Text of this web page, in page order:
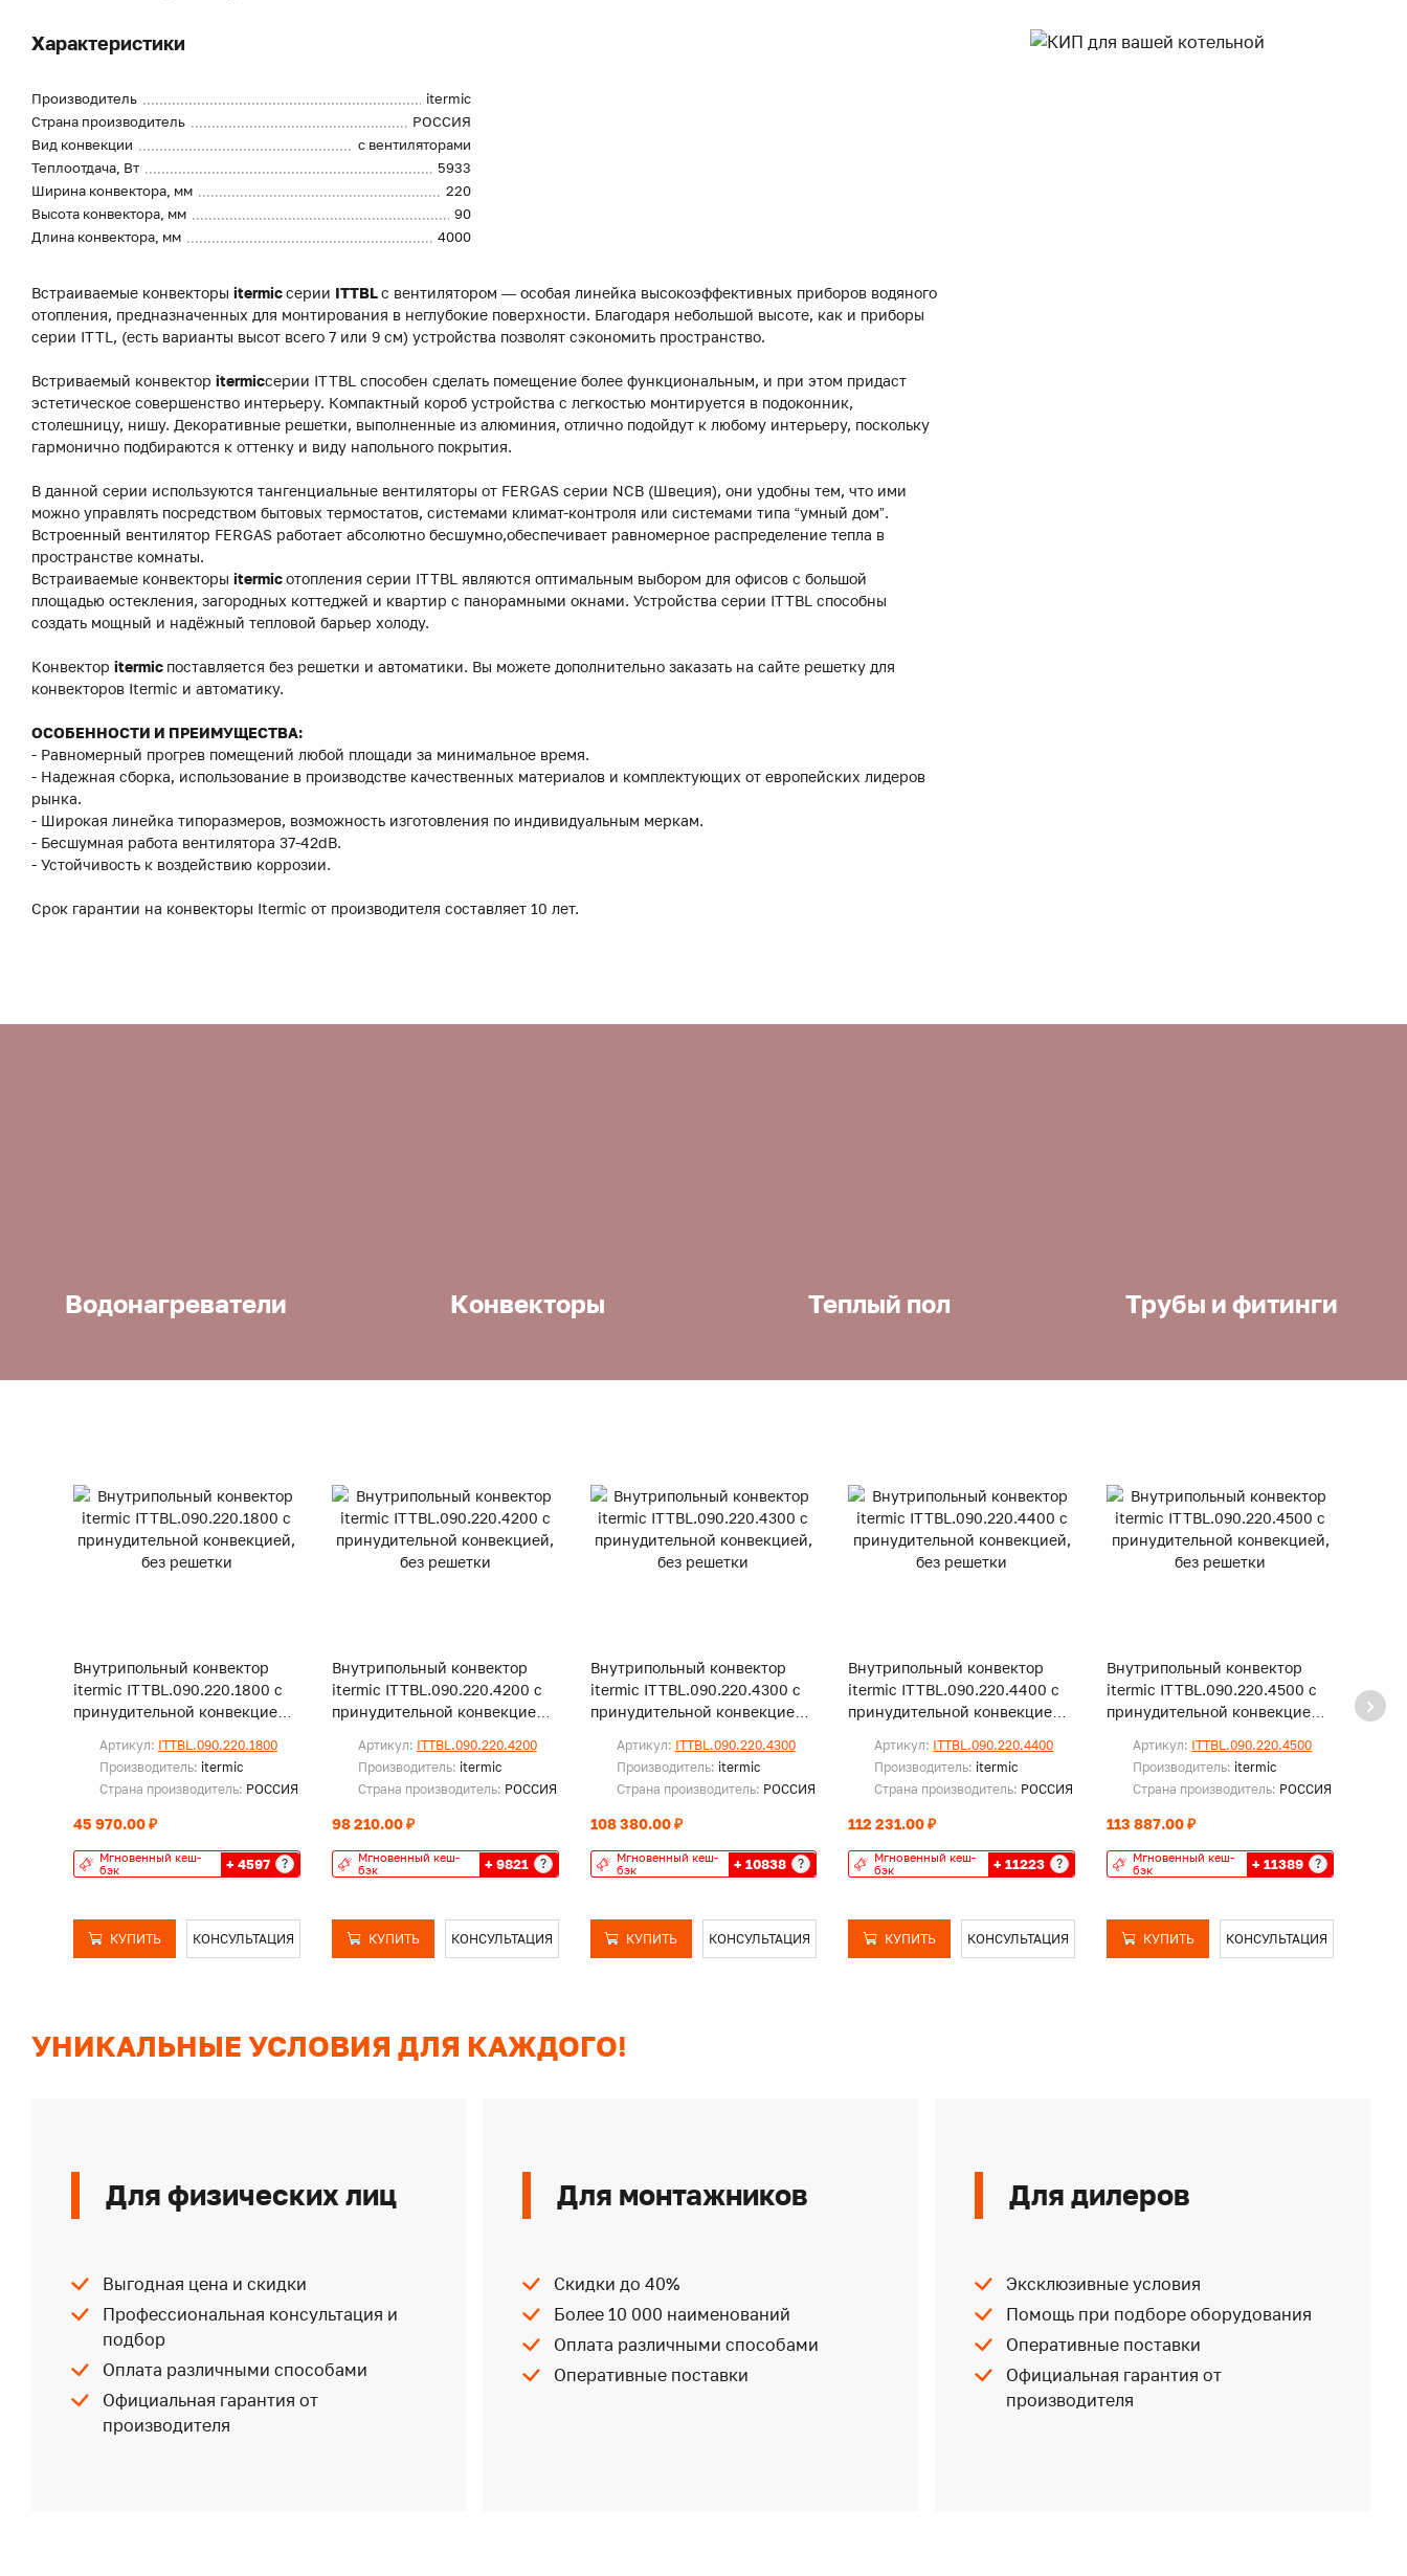
Характеристики
Производитель
itermic
Страна производитель
РОССИЯ
Вид конвекции
с вентиляторами
Теплоотдача, Вт
5933
Ширина конвектора, мм
220
Высота конвектора, мм
90
Длина конвектора, мм
4000
Встраиваемые конвекторы itermicсерии ITTBLс вентилятором — особая линейка высокоэффективных приборов водяного
отопления, предназначенных для монтирования в неглубокие поверхности. Благодаря небольшой высоте, как и приборы
серии ITTL, (есть варианты высот всего 7 или 9 см) устройства позволят сэкономить пространство.
Встриваемый конвектор itermicсерии ITTBL способен сделать помещение более функциональным, и при этом придаст
эстетическое совершенство интерьеру. Компактный короб устройства с легкостью монтируется в подоконник,
столешницу, нишу. Декоративные решетки, выполненные из алюминия, отлично подойдут к любому интерьеру, поскольку
гармонично подбираются к оттенку и виду напольного покрытия.
В данной серии используются тангенциальные вентиляторы от FERGAS серии NCB (Швеция), они удобны тем, что ими
можно управлять посредством бытовых термостатов, системами климат-контроля или системами типа “умный дом”.
Встроенный вентилятор FERGAS работает абсолютно бесшумно,обеспечивает равномерное распределение тепла в
пространстве комнаты.
Встраиваемые конвекторы itermicотопления серии ITTBL являются оптимальным выбором для офисов с большой
площадью остекления, загородных коттеджей и квартир с панорамными окнами. Устройства серии ITTBL способны
создать мощный и надёжный тепловой барьер холоду.
Конвектор itermic поставляется без решетки и автоматики. Вы можете дополнительно заказать на сайте решетку для
конвекторов Itermic и автоматику.
ОСОБЕННОСТИ И ПРЕИМУЩЕСТВА:
- Равномерный прогрев помещений любой площади за минимальное время.
- Надежная сборка, использование в производстве качественных материалов и комплектующих от европейских лидеров
рынка.
- Широкая линейка типоразмеров, возможность изготовления по индивидуальным меркам.
- Бесшумная работа вентилятора 37-42dB.
- Устойчивость к воздействию коррозии.
Срок гарантии на конвекторы Itermic от производителя составляет 10 лет.
Водонагреватели Конвекторы Теплый пол Трубы и фитинги
Внутрипольный конвектор
itermic ITTBL.090.220.1800 с
принудительной конвекцией,
Артикул: ITTBL.090.220.1800
Производитель: itermic
Страна производитель: РОССИЯ
45 970.00 ₽
Мгновенный кеш-
бэк
+ 4597 ?
КУПИТЬ КОНСУЛЬТАЦИЯ
Внутрипольный конвектор
itermic ITTBL.090.220.4200 с
принудительной конвекцией,
Артикул: ITTBL.090.220.4200
Производитель: itermic
Страна производитель: РОССИЯ
98 210.00 ₽
Мгновенный кеш-
бэк
+ 9821 ?
КУПИТЬ КОНСУЛЬТАЦИЯ
Внутрипольный конвектор
itermic ITTBL.090.220.4300 с
принудительной конвекцией,
Артикул: ITTBL.090.220.4300
Производитель: itermic
Страна производитель: РОССИЯ
108 380.00 ₽
Мгновенный кеш-
бэк
+ 10838 ?
КУПИТЬ КОНСУЛЬТАЦИЯ
Внутрипольный конвектор
itermic ITTBL.090.220.4400 с
принудительной конвекцией,
Артикул: ITTBL.090.220.4400
Производитель: itermic
Страна производитель: РОССИЯ
112 231.00 ₽
Мгновенный кеш-
бэк
+ 11223 ?
КУПИТЬ КОНСУЛЬТАЦИЯ
Внутрипольный конвектор
itermic ITTBL.090.220.4500 с
принудительной конвекцией,
Артикул: ITTBL.090.220.4500
Производитель: itermic
Страна производитель: РОССИЯ
113 887.00 ₽
Мгновенный кеш-
бэк
+ 11389 ?
КУПИТЬ КОНСУЛЬТАЦИЯ
УНИКАЛЬНЫЕ УСЛОВИЯ ДЛЯ КАЖДОГО!
Для физических лиц
Выгодная цена и скидки
Профессиональная консультация и
подбор
Оплата различными способами
Официальная гарантия от
производителя
Для монтажников
Скидки до 40%
Более 10 000 наименований
Оплата различными способами
Оперативные поставки
Для дилеров
Эксклюзивные условия
Помощь при подборе оборудования
Оперативные поставки
Официальная гарантия от
производителя